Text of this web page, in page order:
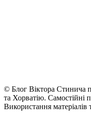
© Блог Віктора Стинича
та Хорватію. Самостійні
Використання матеріалів